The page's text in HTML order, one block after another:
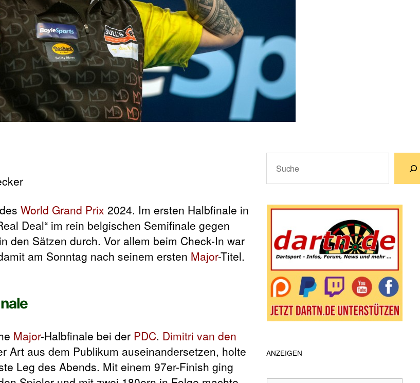
World Grand Prix 2024. Im ersten Halbfinale in
Deal“ im rein belgischen Semifinale gegen
den Sätzen durch. Vor allem beim Check-In war
am Sonntag nach seinem ersten Major-Titel.
Major-Halbfinale bei der PDC. Dimitri van den
Art aus dem Publikum auseinandersetzen, holte
Leg des Abends. Mit einem 97er-Finish ging
ANZEIGEN